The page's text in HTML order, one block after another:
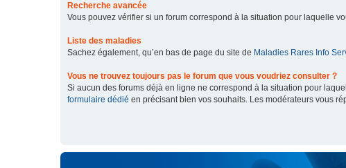
Recherche avancée
Vous pouvez vérifier si un forum correspond à la situation pour laquelle
Liste des maladies
Sachez également, qu’en bas de page du site de Maladies Rares Info
Vous ne trouvez toujours pas le forum que vous voudriez consulter ?
Si aucun des forums déjà en ligne ne correspond à la situation pour
formulaire dédié en précisant bien vos souhaits. Les modérateurs vous